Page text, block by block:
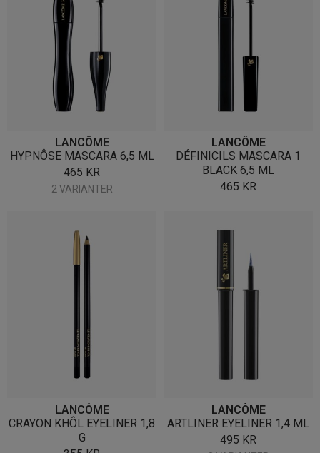
LANCÔME
HYPNÔSE MASCARA 6,5 ML
465 KR
2 VARIANTER
LANCÔME
DÉFINICILS MASCARA 1
BLACK 6,5 ML
465 KR
LANCÔME
CRAYON KHÔL EYELINER 1,8
G
LANCÔME
ARTLINER EYELINER 1,4 ML
495 KR